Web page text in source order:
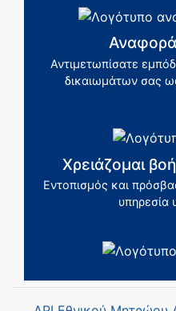
Αντιμετωπίσατε
δικαιωμάτων σας
Χρειάζομαι
Εντοπισμός και
υπηρεσία